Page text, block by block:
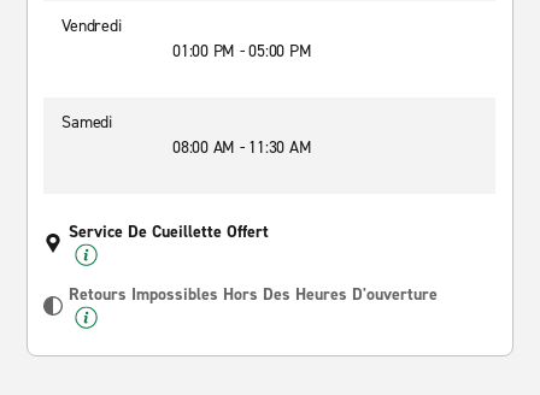
Vendredi
01:00 PM - 05:00 PM
Samedi
08:00 AM - 11:30 AM
Service De Cueillette Offert
Retours Impossibles Hors Des Heures D'ouverture